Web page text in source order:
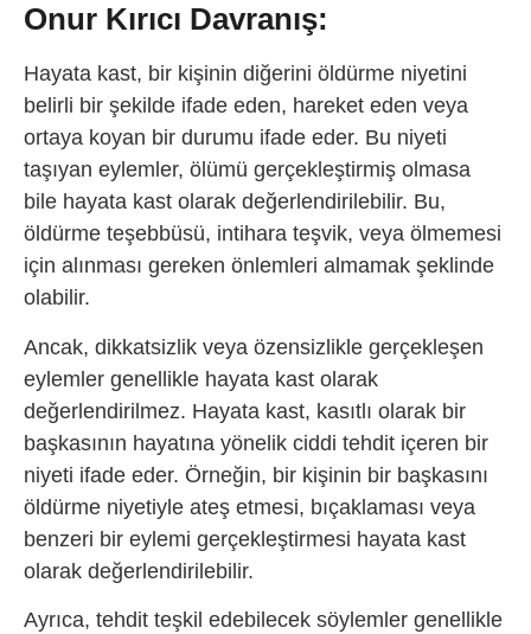
Onur Kırıcı Davranış:
Hayata kast, bir kişinin diğerini öldürme niyetini
belirli bir şekilde ifade eden, hareket eden veya
ortaya koyan bir durumu ifade eder. Bu niyeti
taşıyan eylemler, ölümü gerçekleştirmiş olmasa
bile hayata kast olarak değerlendirilebilir. Bu,
öldürme teşebbüsü, intihara teşvik, veya ölmemesi
için alınması gereken önlemleri almamak şeklinde
olabilir.
Ancak, dikkatsizlik veya özensizlikle gerçekleşen
eylemler genellikle hayata kast olarak
değerlendirilmez. Hayata kast, kasıtlı olarak bir
başkasının hayatına yönelik ciddi tehdit içeren bir
niyeti ifade eder. Örneğin, bir kişinin bir başkasını
öldürme niyetiyle ateş etmesi, bıçaklaması veya
benzeri bir eylemi gerçekleştirmesi hayata kast
olarak değerlendirilebilir.
Ayrıca, tehdit teşkil edebilecek söylemler genellikle